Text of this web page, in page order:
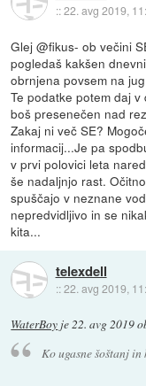
::22. avg 2019,
Glej @fikus- ob večini
pogledaš kakšen
obrnjena povsem na
Te podatke potem daj
boš presenečen nad
Zakaj ni več SE?
informacij...Je pa
v prvi polovici leta
še nadaljnjo rast.
spuščajo v neznane
nepredvidljivo in se
kita...
telexdell
::22. avg 2019,
WaterBoy je22. avg 2019
Ko ugasne šoštanj